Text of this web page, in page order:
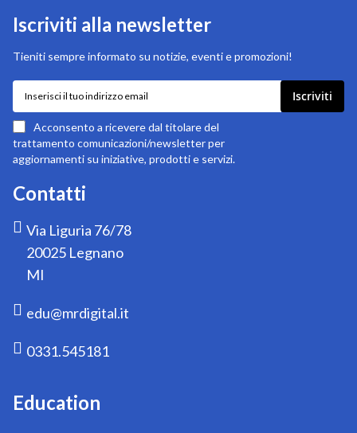
Contatti
Via Liguria 76/78
20025 Legnano
MI
edu@mrdigital.it
0331.545181
Education
Iscriviti alla newsletter
Tieniti sempre informato su notizie, eventi e promozioni!
Iscriviti
alla
nostra
newsletter:
Iscriviti
Acconsento a ricevere dal titolare del
trattamento comunicazioni/newsletter per
aggiornamenti su iniziative, prodotti e servizi.